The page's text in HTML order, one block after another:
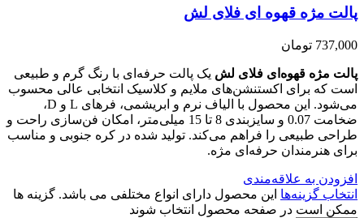
پالت مژه قهوه ای فلای لش
737,000 تومان
پالت مژه قهوه‌ای فلای لش یک پالت حرفه‌ای با رنگ گرم و طبیعی
است که برای اکستنشن‌های ملایم و کلاسیک انتخابی عالی محسوب
می‌شود. این محصول با الیاف نرم و ابریشمی، فرهای L و D،
ضخامت 0.07 و سایزبندی 8 تا 15 میلی‌متر، امکان فن‌سازی راحت و
طراحی طبیعی را فراهم می‌کند. تولید شده در کره جنوبی و مناسب
برای هنرمندان حرفه‌ای مژه.
افزودن به علاقه‌مندی
انتخاب گزینه‌ها این محصول دارای انواع مختلفی می باشد. گزینه ها
ممکن است در صفحه محصول انتخاب شوند